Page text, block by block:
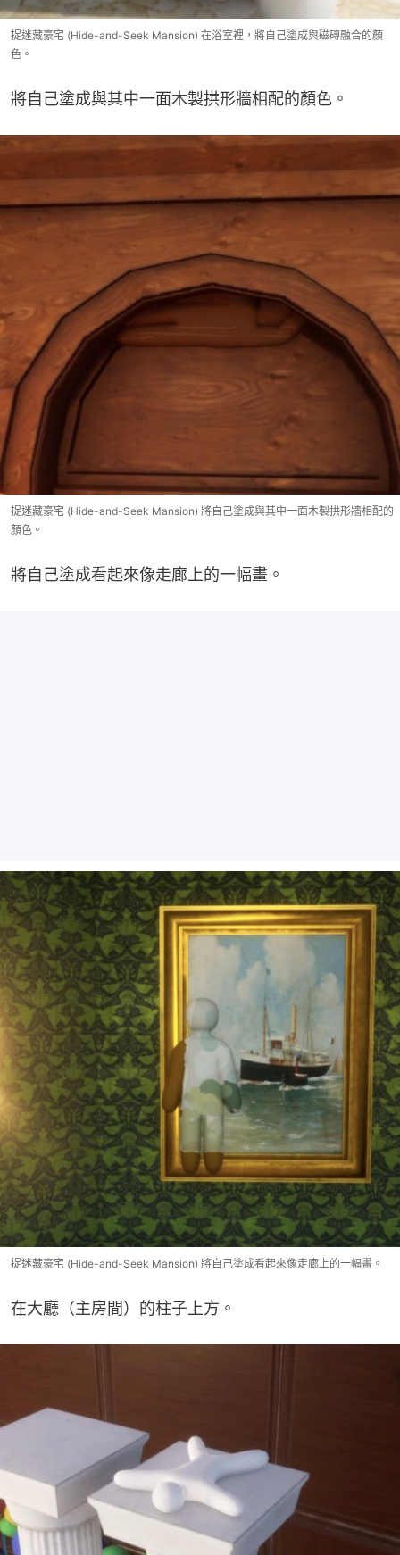
捉迷藏豪宅 (Hide-and-Seek Mansion) 在浴室裡，將自己塗成與磁磚融合的顏
色。
將自己塗成與其中一面木製拱形牆相配的顏色。
捉迷藏豪宅 (Hide-and-Seek Mansion) 將自己塗成與其中一面木製拱形牆相配的
顏色。
將自己塗成看起來像走廊上的一幅畫。
捉迷藏豪宅 (Hide-and-Seek Mansion) 將自己塗成看起來像走廊上的一幅畫。
在大廳（主房間）的柱子上方。